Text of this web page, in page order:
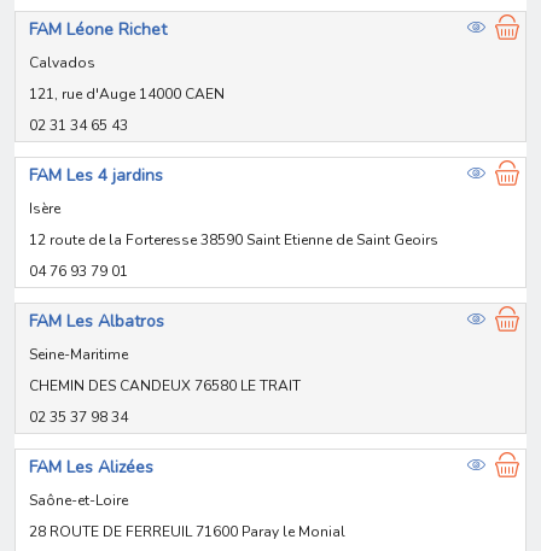
FAM Léone Richet
Calvados
121, rue d'Auge 14000 CAEN
02 31 34 65 43
FAM Les 4 jardins
Isère
12 route de la Forteresse 38590 Saint Etienne de Saint Geoirs
04 76 93 79 01
FAM Les Albatros
Seine-Maritime
CHEMIN DES CANDEUX 76580 LE TRAIT
02 35 37 98 34
FAM Les Alizées
Saône-et-Loire
28 ROUTE DE FERREUIL 71600 Paray le Monial